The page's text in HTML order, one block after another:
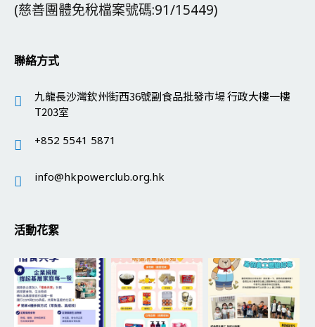
(慈善團體免稅檔案號碼:91/15449)
聯絡方式
九龍長沙灣欽州街西36號副食品批發市場 行政大樓一樓
T203室
+852 5541 5871
info@hkpowerclub.org.hk
活動花絮